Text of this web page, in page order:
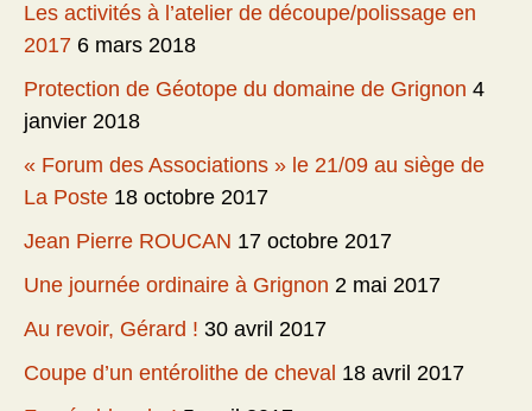
Les activités à l’atelier de découpe/polissage en
2017 6 mars 2018
Protection de Géotope du domaine de Grignon 4
janvier 2018
« Forum des Associations » le 21/09 au siège de
La Poste 18 octobre 2017
Jean Pierre ROUCAN 17 octobre 2017
Une journée ordinaire à Grignon 2 mai 2017
Au revoir, Gérard ! 30 avril 2017
Coupe d’un entérolithe de cheval 18 avril 2017